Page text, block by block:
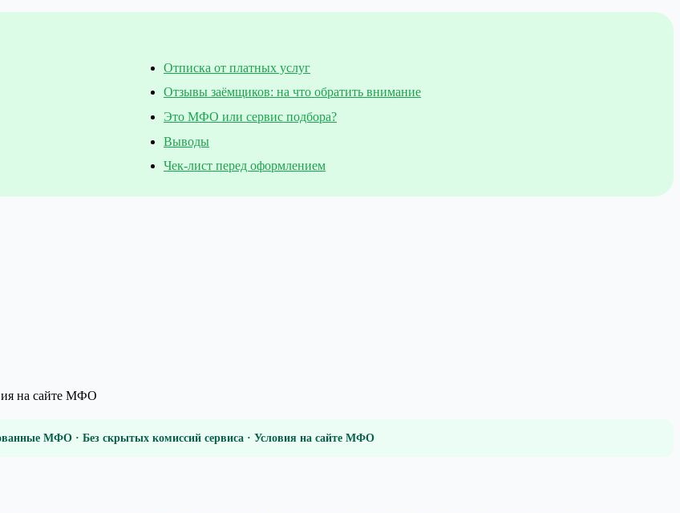
Отписка от платных услуг
Отзывы заёмщиков: на что обратить внимание
Это МФО или сервис подбора?
Выводы
Чек-лист перед оформлением
на сайте МФО
МФО · Без скрытых комиссий сервиса · Условия на сайте МФО